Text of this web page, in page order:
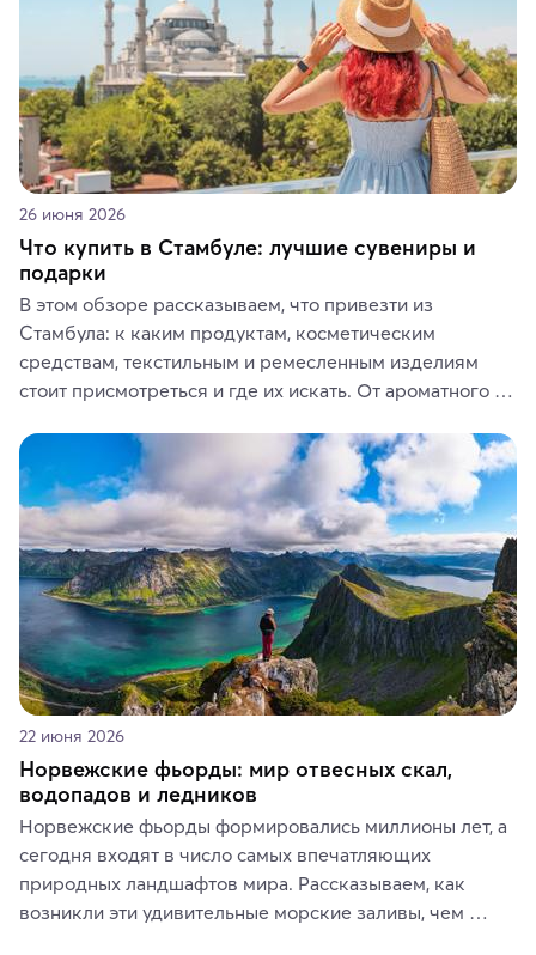
26 июня 2026
Что купить в Стамбуле: лучшие сувениры и
подарки
В этом обзоре рассказываем, что привезти из
Стамбула: к каким продуктам, косметическим
средствам, текстильным и ремесленным изделиям
стоит присмотреться и где их искать. От ароматного
керамики и изделий из кожи на турецких рынках и в
аутентичных лавках — в подарок близким или себе на
память о путешествии.
22 июня 2026
Норвежские фьорды: мир отвесных скал,
водопадов и ледников
Норвежские фьорды формировались миллионы лет, а
сегодня входят в число самых впечатляющих
природных ландшафтов мира. Рассказываем, как
возникли эти удивительные морские заливы, чем